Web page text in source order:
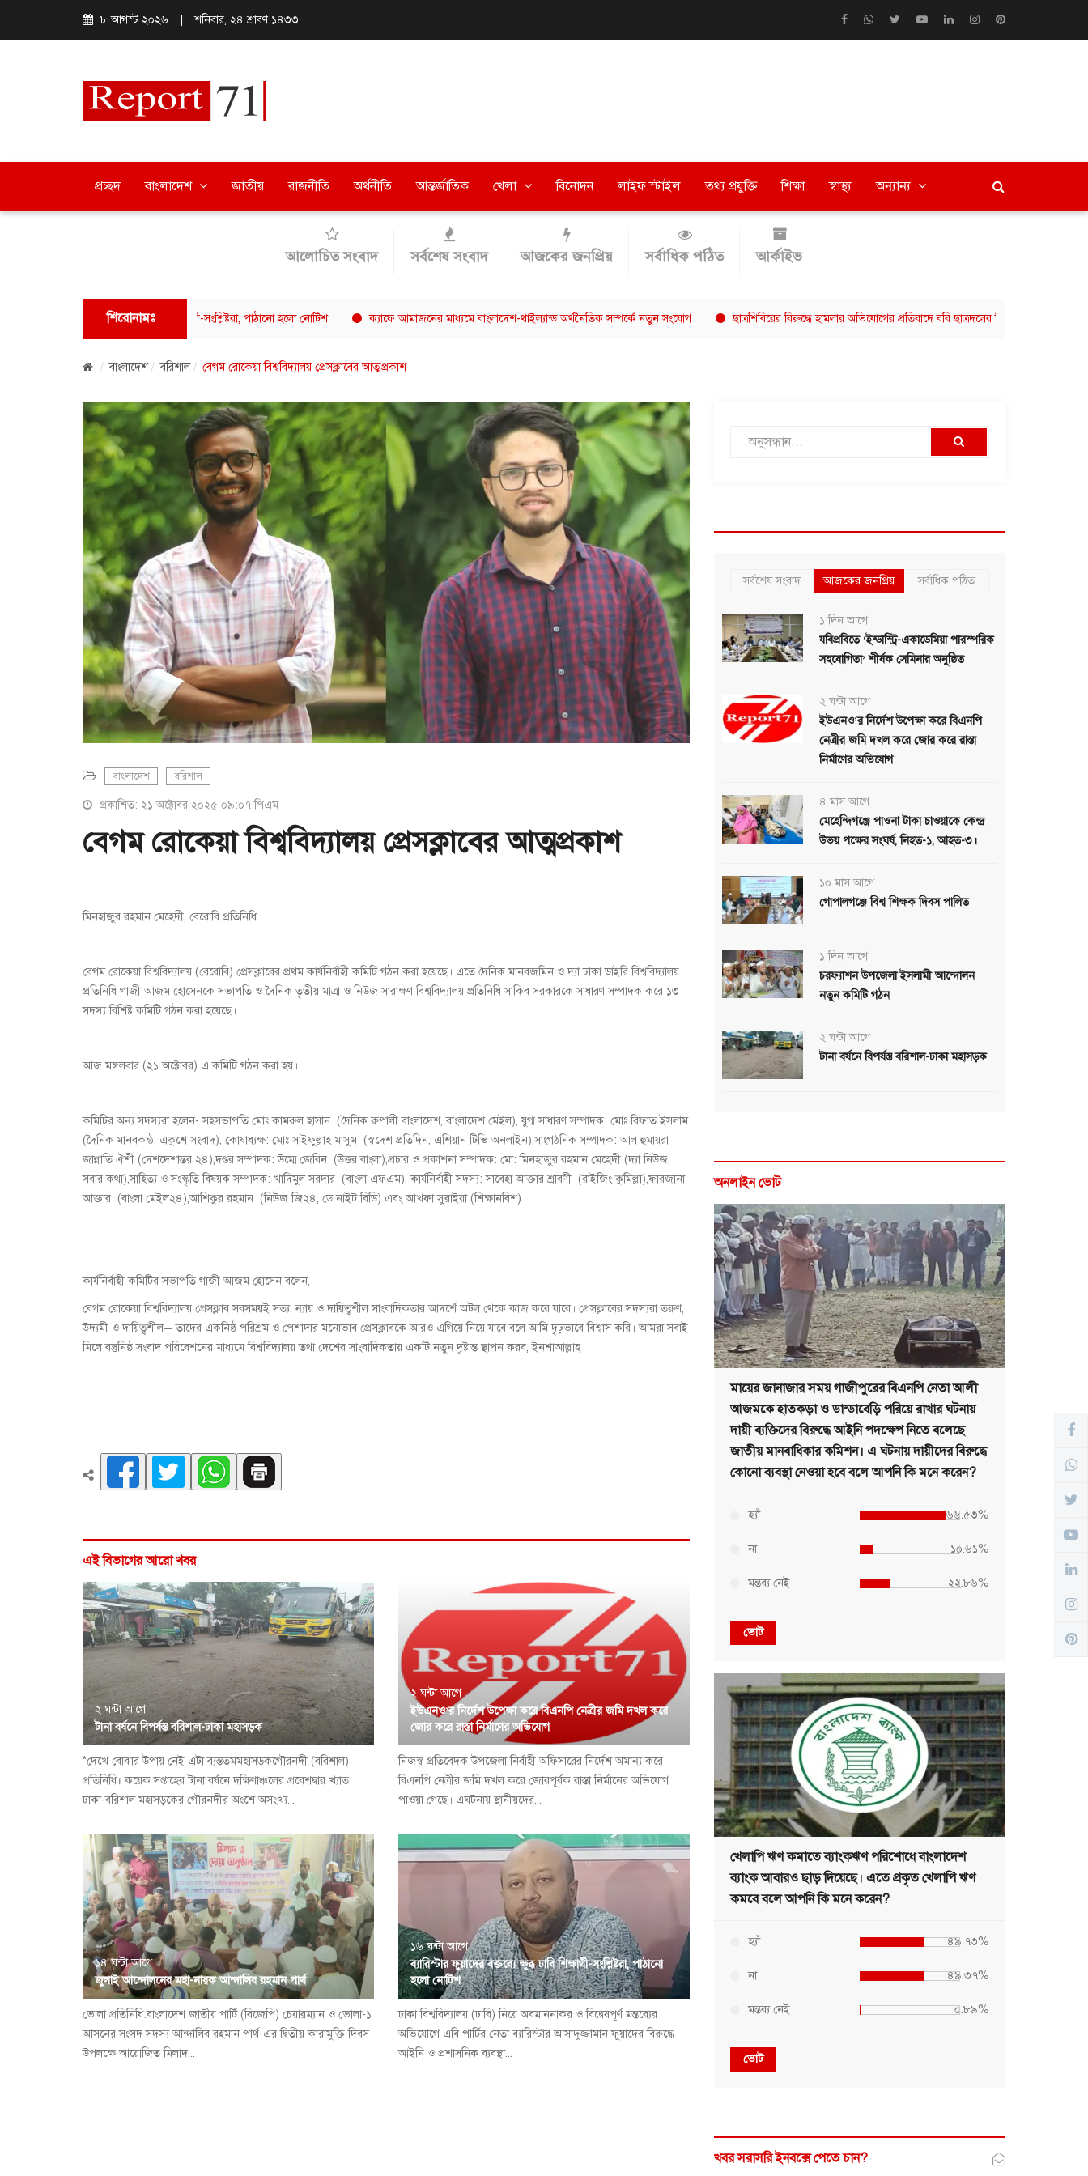
৮ আগস্ট ২০২৬ শনিবার, ২৪ শ্রাবণ ১৪৩৩
প্রচ্ছদ বাংলাদেশ জাতীয় রাজনীতি অর্থনীতি আন্তর্জাতিক খেলা বিনোদন লাইফ স্টাইল তথ্য প্রযুক্তি শিক্ষা স্বাস্থ্য অন্যান্য
আলোচিত সংবাদ সর্বশেষ সংবাদ আজকের জনপ্রিয় সর্বাধিক পঠিত আর্কাইভ
শিরোনামঃ
ফুয়াদের বক্তব্যে ক্ষুব্ধ ঢাবি শিক্ষার্থী-সংশ্লিষ্টরা, পাঠানো হলো নোটিশ ক্যাফে আমাজনের মাধ্যমে বাংলাদেশ-থাইল্যান্ড অর্থনৈতিক সম্পর্কে নতুন সংযোগ ছাত্রশিবিরের বিরুদ্ধে হামলার অভিযোগের প্রতিবাদে ববি ছাত্রদলের বিক্ষোভ মিছিল
বাংলাদেশ বরিশাল বেগম রোকেয়া বিশ্ববিদ্যালয় প্রেসক্লাবের আত্মপ্রকাশ
বাংলাদেশ বরিশাল
প্রকাশিত: ২১ অক্টোবর ২০২৫ ০৯:০৭ পিএম
বেগম রোকেয়া বিশ্ববিদ্যালয় প্রেসক্লাবের আত্মপ্রকাশ
মিনহাজুর রহমান মেহেদী, বেরোবি প্রতিনিধি
বেগম রোকেয়া বিশ্ববিদ্যালয় (বেরোবি) প্রেসক্লাবের প্রথম কার্যনির্বাহী কমিটি গঠন করা হয়েছে। এতে দৈনিক মানবজমিন ও দ্যা ঢাকা ডাইরি বিশ্ববিদ্যালয়
প্রতিনিধি গাজী আজম হোসেনকে সভাপতি ও দৈনিক তৃতীয় মাত্রা ও নিউজ সারাক্ষণ বিশ্ববিদ্যালয় প্রতিনিধি সাকিব সরকারকে সাধারণ সম্পাদক করে ১৩
সদস্য বিশিষ্ট কমিটি গঠন করা হয়েছে।
আজ মঙ্গলবার (২১ অক্টোবর) এ কমিটি গঠন করা হয়।
কমিটির অন্য সদস্যরা হলেন- সহসভাপতি মোঃ কামরুল হাসান (দৈনিক রুপালী বাংলাদেশ, বাংলাদেশ মেইল), যুগ্ম সাধারণ সম্পাদক: মোঃ রিফাত ইসলাম
(দৈনিক মানবকন্ঠ, একুশে সংবাদ), কোষাধ্যক্ষ: মোঃ সাইফুল্লাহ মাসুম (স্বদেশ প্রতিদিন, এশিয়ান টিভি অনলাইন),সাংগঠনিক সম্পাদক: আল হুমায়রা
জান্নাতি ঐশী (দেশদেশান্তর ২৪),দপ্তর সম্পাদক: উম্মে জেবিন (উত্তর বাংলা),প্রচার ও প্রকাশনা সম্পাদক: মো: মিনহাজুর রহমান মেহেদী (দ্যা নিউজ,
সবার কথা),সাহিত্য ও সংস্কৃতি বিষয়ক সম্পাদক: খাদিমুল সরদার (বাংলা এফএম), কার্যনির্বাহী সদস্য: সাবেহা আক্তার শ্রাবণী (রাইজিং কুমিল্লা),ফারজানা
আক্তার (বাংলা মেইল২৪),আশিকুর রহমান (নিউজ জি২৪, ডে নাইট বিডি) এবং আখফা সুরাইয়া (শিক্ষানবিশ)
কার্যনির্বাহী কমিটির সভাপতি গাজী আজম হোসেন বলেন,
বেগম রোকেয়া বিশ্ববিদ্যালয় প্রেসক্লাব সবসময়ই সত্য, ন্যায় ও দায়িত্বশীল সাংবাদিকতার আদর্শে অটল থেকে কাজ করে যাবে। প্রেসক্লাবের সদস্যরা তরুণ,
উদ্যমী ও দায়িত্বশীল— তাদের একনিষ্ঠ পরিশ্রম ও পেশাদার মনোভাব প্রেসক্লাবকে আরও এগিয়ে নিয়ে যাবে বলে আমি দৃঢ়ভাবে বিশ্বাস করি। আমরা সবাই
মিলে বস্তুনিষ্ঠ সংবাদ পরিবেশনের মাধ্যমে বিশ্ববিদ্যালয় তথা দেশের সাংবাদিকতায় একটি নতুন দৃষ্টান্ত স্থাপন করব, ইনশাআল্লাহ।
এই বিভাগের আরো খবর
২ ঘন্টা আগে
টানা বর্ষনে বিপর্যস্ত বরিশাল-ঢাকা মহাসড়ক
*দেখে বোঝার উপায় নেই এটা ব্যস্ততমমহাসড়কগৌরনদী (বরিশাল)
প্রতিনিধি॥ কয়েক সপ্তাহের টানা বর্ষনে দক্ষিণাঞ্চলের প্রবেশদ্বার খ্যাত
ঢাকা-বরিশাল মহাসড়কের গৌরনদীর অংশে অসংখ্য...
২ ঘন্টা আগে
ইউএনও’র নির্দেশ উপেক্ষা করে বিএনপি নেত্রীর জমি দখল করে
জোর করে রাস্তা নির্মাণের অভিযোগ
নিজস্ব প্রতিবেদক:উপজেলা নির্বাহী অফিসারের নির্দেশ অমান্য করে
বিএনপি নেত্রীর জমি দখল করে জোরপূর্বক রাস্তা নির্মানের অভিযোগ
পাওয়া গেছে। এঘটনায় স্থানীয়দের...
১৪ ঘন্টা আগে
জুলাই আন্দোলনের মহা-নায়ক আন্দালিব রহমান পার্থ
ভোলা প্রতিনিধি:বাংলাদেশ জাতীয় পার্টি (বিজেপি) চেয়ারম্যান ও ভোলা-১
আসনের সংসদ সদস্য আন্দালিব রহমান পার্থ-এর দ্বিতীয় কারামুক্তি দিবস
উপলক্ষে আয়োজিত মিলাদ...
১৬ ঘন্টা আগে
ব্যারিস্টার ফুয়াদের বক্তব্যে ক্ষুব্ধ ঢাবি শিক্ষার্থী-সংশ্লিষ্টরা, পাঠানো
হলো নোটিশ
ঢাকা বিশ্ববিদ্যালয় (ঢাবি) নিয়ে অবমাননাকর ও বিদ্বেষপূর্ণ মন্তব্যের
অভিযোগে এবি পার্টির নেতা ব্যারিস্টার আসাদুজ্জামান ফুয়াদের বিরুদ্ধে
আইনি ও প্রশাসনিক ব্যবস্থা...
সর্বশেষ সংবাদ আজকের জনপ্রিয় সর্বাধিক পঠিত
১ দিন আগে
যবিপ্রবিতে ‘ইন্ডাস্ট্রি-একাডেমিয়া পারস্পরিক
সহযোগিতা’ শীর্ষক সেমিনার অনুষ্ঠিত
২ ঘন্টা আগে
ইউএনও’র নির্দেশ উপেক্ষা করে বিএনপি
নেত্রীর জমি দখল করে জোর করে রাস্তা
নির্মাণের অভিযোগ
৪ মাস আগে
মেহেন্দিগঞ্জে পাওনা টাকা চাওয়াকে কেন্দ্র
উভয় পক্ষের সংঘর্ষ, নিহত-১, আহত-৩।
১০ মাস আগে
গোপালগঞ্জে বিশ্ব শিক্ষক দিবস পালিত
১ দিন আগে
চরফ্যাশন উপজেলা ইসলামী আন্দোলন
নতুন কমিটি গঠন
২ ঘন্টা আগে
টানা বর্ষনে বিপর্যস্ত বরিশাল-ঢাকা মহাসড়ক
অনলাইন ভোট
মায়ের জানাজার সময় গাজীপুরের বিএনপি নেতা আলী
আজমকে হাতকড়া ও ডান্ডাবেড়ি পরিয়ে রাখার ঘটনায়
দায়ী ব্যক্তিদের বিরুদ্ধে আইনি পদক্ষেপ নিতে বলেছে
জাতীয় মানবাধিকার কমিশন। এ ঘটনায় দায়ীদের বিরুদ্ধে
কোনো ব্যবস্থা নেওয়া হবে বলে আপনি কি মনে করেন?
হ্যাঁ ৬৬.৫৩%
না ১০.৬১%
মন্তব্য নেই ২২.৮৬%
ভোট
খেলাপি ঋণ কমাতে ব্যাংকঋণ পরিশোধে বাংলাদেশ
ব্যাংক আবারও ছাড় দিয়েছে। এতে প্রকৃত খেলাপি ঋণ
কমবে বলে আপনি কি মনে করেন?
হ্যাঁ ৪৯.৭৩%
না ৪৯.৩৭%
মন্তব্য নেই ০.৮৯%
ভোট
খবর সরাসরি ইনবক্সে পেতে চান?